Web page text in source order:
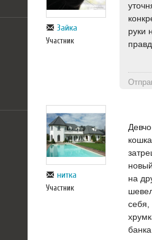
Зайка
Участник
руки
нитка
Участник
на
себя,